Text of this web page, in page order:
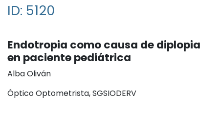
ID: 5120
Endotropia como causa de diplopia
en paciente pediátrica
Alba Oliván
Óptico Optometrista, SGSIODERV